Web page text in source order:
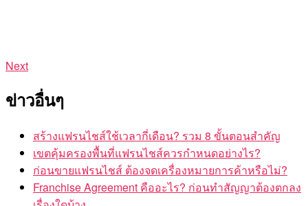
Next
ข่าวอื่นๆ
สร้างแฟรนไชส์ใช้เวลากี่เดือน? รวม 8 ขั้นตอนสำคัญ
เขตคุ้มครองพื้นที่แฟรนไชส์ควรกำหนดอย่างไร?
ก่อนขายแฟรนไชส์ ต้องจดเครื่องหมายการค้าหรือไม่?
Franchise Agreement คืออะไร? ก่อนทำสัญญาต้องตกลง